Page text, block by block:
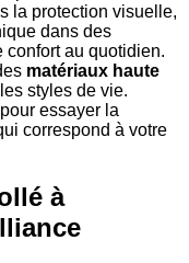
la protection visuelle,
dans des
confort au quotidien.
matériaux haute
styles de vie.
pour essayer la
correspond à votre
à